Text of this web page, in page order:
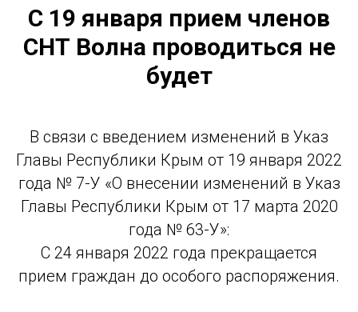
С 19 января прием членов
СНТ Волна проводиться не
будет
В связи с введением изменений в Указ
Главы Республики Крым от 19 января 2022
года № 7-У «О внесении изменений в Указ
Главы Республики Крым от 17 марта 2020
года № 63-У»:
С 24 января 2022 года прекращается
прием граждан до особого распоряжения.